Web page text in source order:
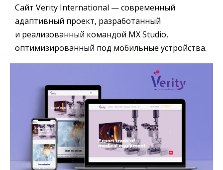
Сайт Verity International — современный
адаптивный проект, разработанный
и реализованный командой MX Studio,
оптимизированный под мобильные устройства.